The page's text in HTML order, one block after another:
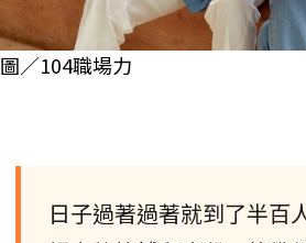
圖／104職場力
日子過著過著就到了半百